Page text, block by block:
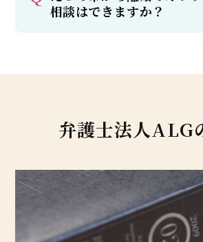
相談はできますか？
弁護士法人ALG